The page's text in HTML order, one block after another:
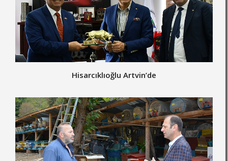
Hisarcıklıoğlu Artvin’de